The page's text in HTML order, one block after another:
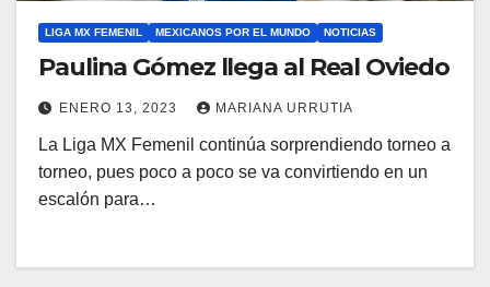
LIGA MX FEMENIL MEXICANOS POR EL MUNDO NOTICIAS
Paulina Gómez llega al Real Oviedo
ENERO 13, 2023 MARIANA URRUTIA
La Liga MX Femenil continúa sorprendiendo torneo a
torneo, pues poco a poco se va convirtiendo en un
escalón para…